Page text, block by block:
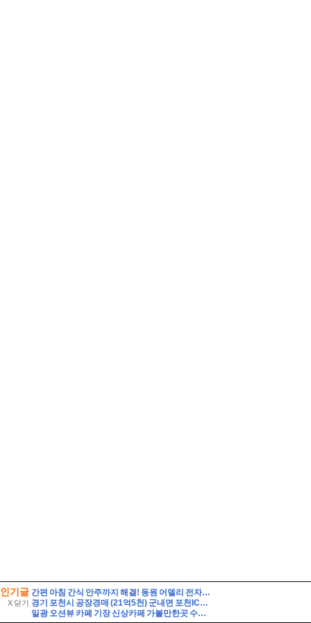
인기글
X 닫기
간편 아침 간식 안주까지 해결! 동원 어델리 전자레인지 40초면 끝
경기 포천시 공장경매 (21억5천) 군내면 포천IC근거리 토지1548평 건물475평 창고시설 작업장사무실 유찰2회 포천시군내면공장창고 법원경매 매매
일광 오션뷰 카페 기장 신상카페 가볼만한곳 수목당 베이커리